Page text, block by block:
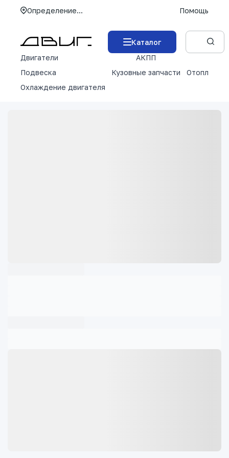
Определение... Помощь
Каталог
Двигатели
АКПП
Подвеска
Кузовные запчасти
Отопление
Охлаждение двигателя